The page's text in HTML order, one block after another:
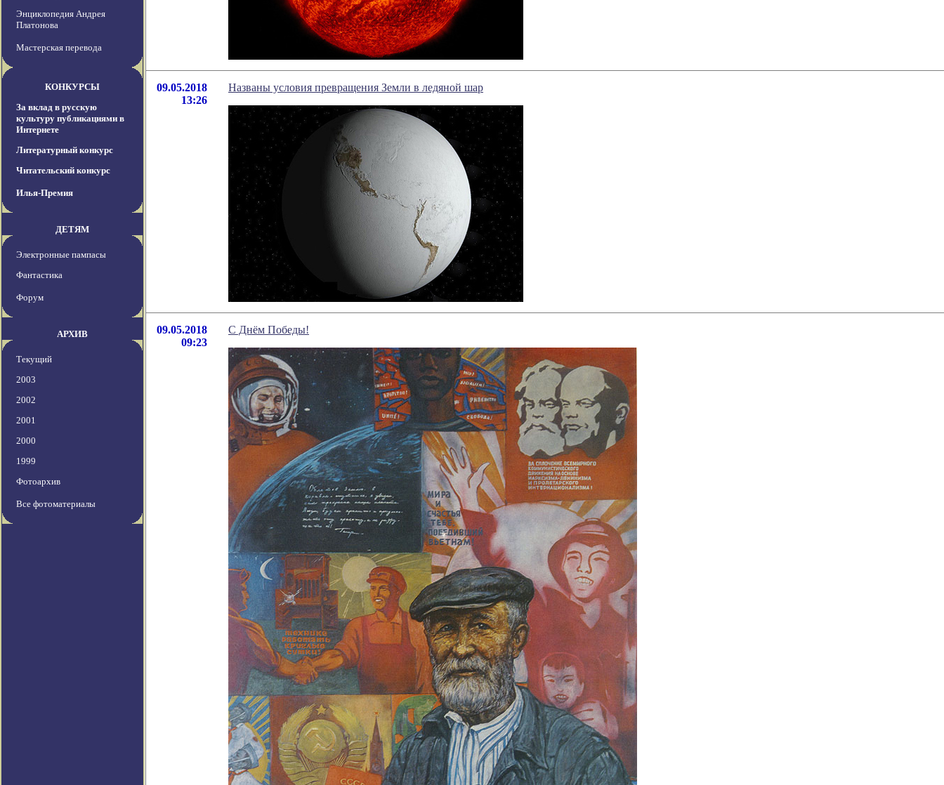
Энциклопедия Андрея
Платонова
Мастерская перевода
КОНКУРСЫ
За вклад в русскую
культуру публикациями в
Интернете
Литературный конкурс
Читательский конкурс
Илья-Премия
ДЕТЯМ
Электронные пампасы
Фантастика
Форум
АРХИВ
Текущий
2003
2002
2001
2000
1999
Фотоархив
Все фотоматериалы
09.05.2018
13:26
Названы условия превращения Земли в ледяной шар
09.05.2018
09:23
С Днём Победы!